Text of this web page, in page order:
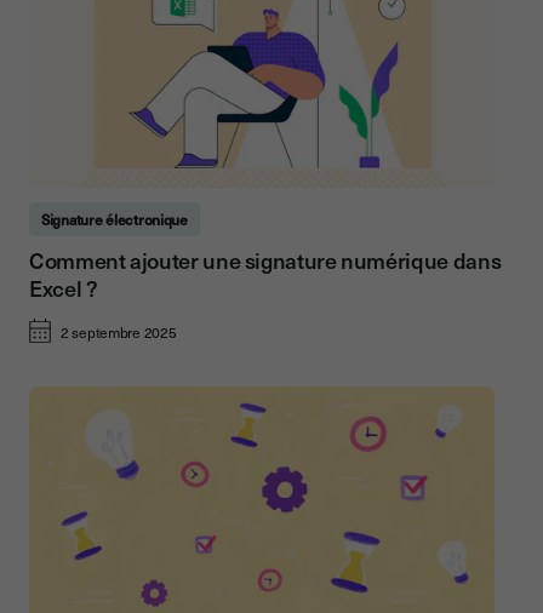
Signature électronique
Comment ajouter une signature numérique dans
Excel ?
2 septembre 2025